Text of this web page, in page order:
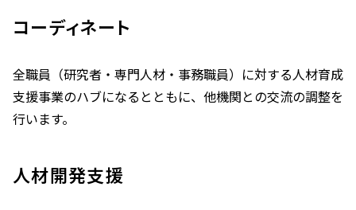
コーディネート
全職員（研究者・専門人材・事務職員）に対する人材育成
支援事業のハブになるとともに、他機関との交流の調整を
行います。
人材開発支援